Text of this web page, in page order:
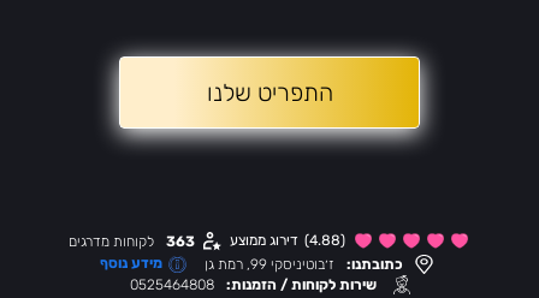
התפריט שלנו
מידע נוסף כתובתנו:
ז׳בוטיניסקי 99, רמת גן
שירות לקוחות / הזמנות:
0525464808
363 לקוחות מדרגים (4.88) דירוג ממוצע